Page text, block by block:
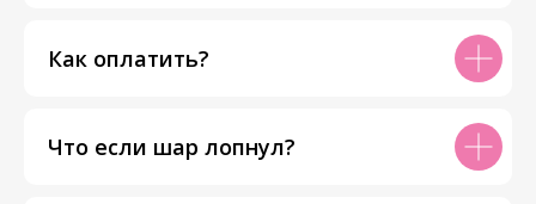
Как оплатить?
Что если шар лопнул?